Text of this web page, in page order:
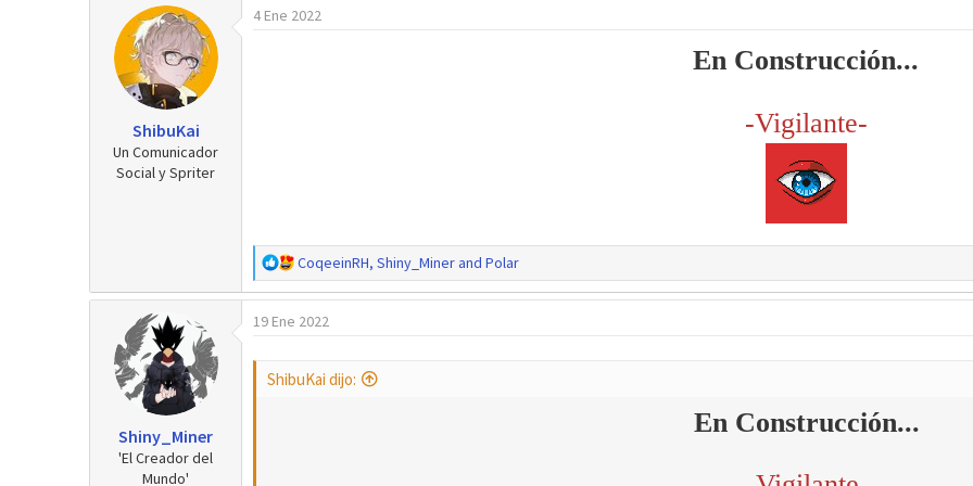
a
d
e
i
n
i
c
i
ShibuKai
Un Comunicador
Social y Spriter
4 Ene 2022
En Construcción...
-Vigilante-
R
e
a
c
o
CoqeeinRH, Shiny_Minerand Polar
Shiny_Miner
'El Creador del
Mundo'
19 Ene 2022
ShibuKai dijo:
En Construcción...